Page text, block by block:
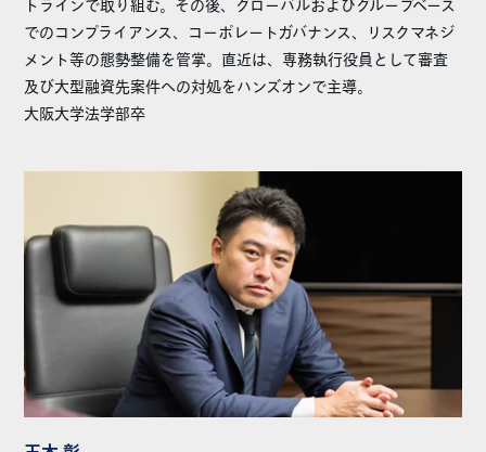
トラインで取り組む。その後、グローバルおよびグループベース
でのコンプライアンス、コーポレートガバナンス、リスクマネジ
メント等の態勢整備を管掌。直近は、専務執行役員として審査
及び大型融資先案件への対処をハンズオンで主導。
大阪大学法学部卒